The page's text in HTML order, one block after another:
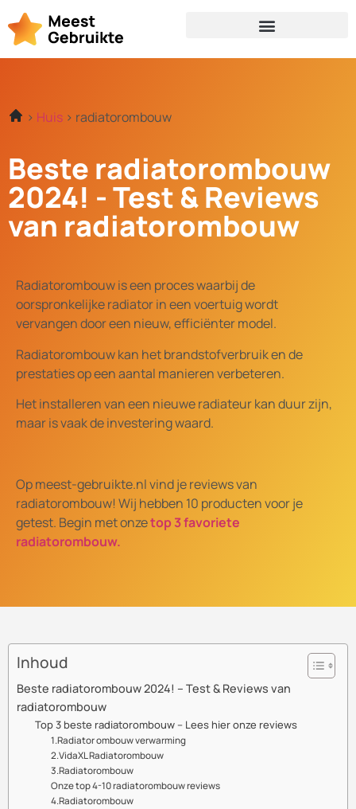
Huis radiatorombouw
Beste radiatorombouw
2024! - Test & Reviews
van radiatorombouw
Radiatorombouw is een proces waarbij de
oorspronkelijke radiator in een voertuig wordt
vervangen door een nieuw, efficiënter model.
Radiatorombouw kan het brandstofverbruik en de
prestaties op een aantal manieren verbeteren.
Het installeren van een nieuwe radiateur kan duur zijn,
maar is vaak de investering waard.
Op meest-gebruikte.nl vind je reviews van
radiatorombouw! Wij hebben 10 producten voor je
getest. Begin met onzetop 3 favoriete
radiatorombouw.
Inhoud
Beste radiatorombouw 2024! – Test & Reviews van
radiatorombouw
Top 3 beste radiatorombouw – Lees hier onze reviews
1.Radiator ombouw verwarming
2.VidaXL Radiatorombouw
3.Radiatorombouw
Onze top 4-10 radiatorombouw reviews
4.Radiatorombouw